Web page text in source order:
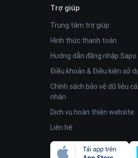
2. Theme hỗ trợ SEO tối
3. Tốc độ tải trang nhanh,
4. Nút “Lên đầu trang”
Trợ giúp
Trung tâm trợ giúp
Hình thức thanh toán
Hướng dẫn đăng nhập Sapo
Điều khoản & Điều kiện sử
Chính sách bảo vệ dữ liệu cá
nhân
Dịch vụ hoàn thiện website
Liên hệ